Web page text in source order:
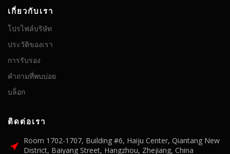
เกี่ยวกับเรา
โปรไฟล์บริษัท
ประวัติของเรา
การรับรอง
คำถามที่พบบ่อย
บล็อก
ติดต่อเรา
Room 1702-1707, Building #6, Haiju Center, Qiantang New
District, Baiyang Street, Hangzhou, Zhejiang, China